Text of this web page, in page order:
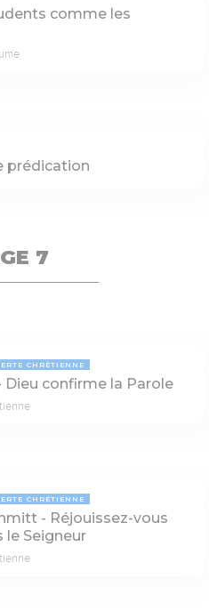
comme les
prédication
7
CHRÉTIENNE
Dieu confirme la Parole
CHRÉTIENNE
- Réjouissez-vous
le Seigneur